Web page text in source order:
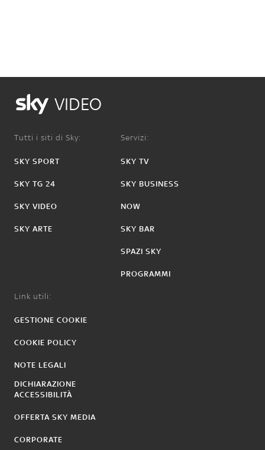
VIDEO
Tutti i siti di Sky:
SKY SPORT
SKY TG 24
SKY VIDEO
SKY ARTE
Servizi:
SKY TV
SKY BUSINESS
NOW
SKY BAR
SPAZI SKY
PROGRAMMI
Link utili:
GESTIONE COOKIE
COOKIE POLICY
NOTE LEGALI
DICHIARAZIONE
ACCESSIBILITÀ
OFFERTA SKY MEDIA
CORPORATE